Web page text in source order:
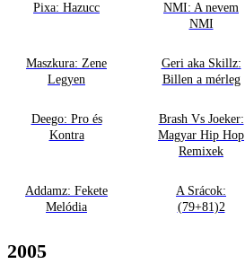
Pixa: Hazucc
NMI: A nevem
NMI
Maszkura: Zene
Legyen
Geri aka Skillz:
Billen a mérleg
Deego: Pro és
Kontra
Brash Vs Joeker:
Magyar Hip Hop
Remixek
Addamz: Fekete
Melódia
A Srácok:
(79+81)2
2005